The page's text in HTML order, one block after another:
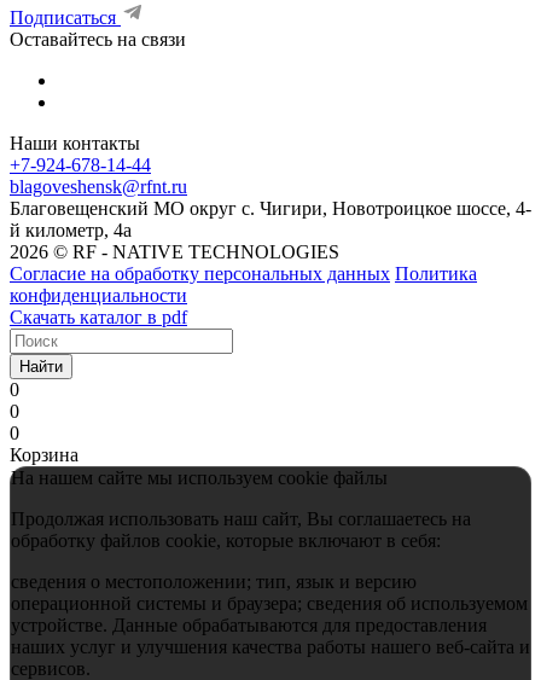
Подписаться
Оставайтесь на связи
Наши контакты
+7-924-678-14-44‬
blagoveshensk@rfnt.ru
Благовещенский МО округ с. Чигири, Новотроицкое шоссе, 4-
й километр, 4а
2026 © RF - NATIVE TECHNOLOGIES
Согласие на обработку персональных данных Политика
конфиденциальности
Скачать каталог в pdf
Найти
0
0
0
Корзина
На нашем сайте мы используем cookie файлы
Продолжая использовать наш сайт, Вы соглашаетесь на
обработку файлов cookie, которые включают в себя:
сведения о местоположении; тип, язык и версию
операционной системы и браузера; сведения об используемом
устройстве. Данные обрабатываются для предоставления
наших услуг и улучшения качества работы нашего веб-сайта и
сервисов.